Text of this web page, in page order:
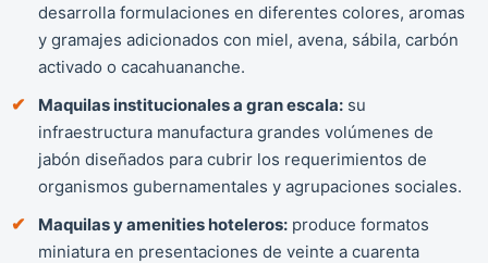
desarrolla formulaciones en diferentes colores, aromas
y gramajes adicionados con miel, avena, sábila, carbón
activado o cacahuananche.
Maquilas institucionales a gran escala: su
infraestructura manufactura grandes volúmenes de
jabón diseñados para cubrir los requerimientos de
organismos gubernamentales y agrupaciones sociales.
Maquilas y amenities hoteleros: produce formatos
miniatura en presentaciones de veinte a cuarenta